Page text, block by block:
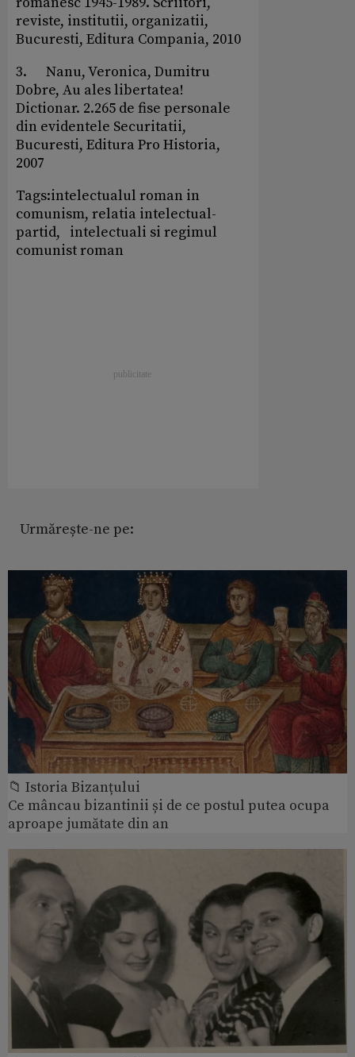
reviste, institutii, organizatii,
Bucuresti, Editura Compania, 2010
3. Nanu, Veronica, Dumitru
Dobre, Au ales libertatea!
Dictionar. 2.265 de fise personale
din evidentele Securitatii,
Bucuresti, Editura Pro Historia,
2007
Tags:intelectualul roman in
comunism, relatia intelectual-
partid, intelectuali si regimul
comunist roman
Urmărește-ne pe:
📁 Istoria Bizanțului
Ce mâncau bizantinii și de ce postul putea ocupa
aproape jumătate din an